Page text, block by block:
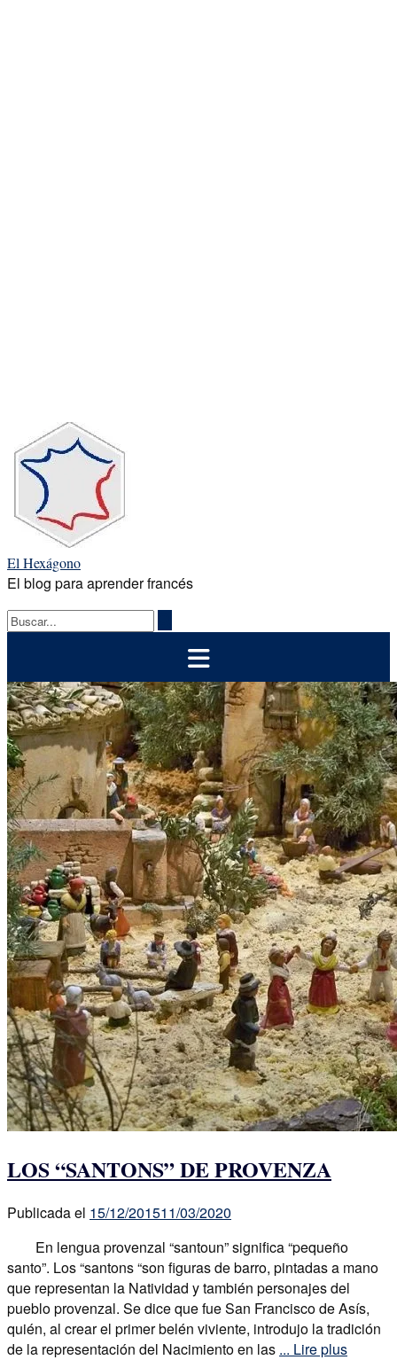
contenido
El Hexágono
El blog para aprender francés
LOS “SANTONS” DE PROVENZA
Publicada el 15/12/201511/03/2020
En lengua provenzal “santoun” significa “pequeño
santo”. Los “santons “son figuras de barro, pintadas a mano
que representan la Natividad y también personajes del
pueblo provenzal. Se dice que fue San Francisco de Asís,
quién, al crear el primer belén viviente, introdujo la tradición
de la representación del Nacimiento en las ... Lire plus